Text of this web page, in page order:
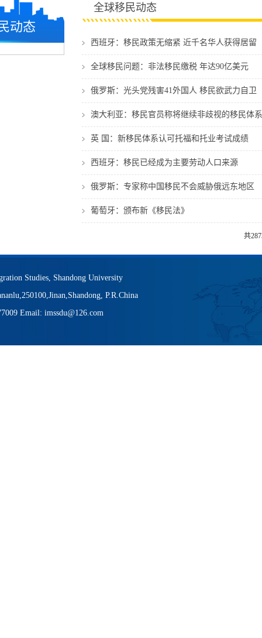
动态
全球移民动态
西班牙：移民政策无缩紧 近千名华人获得居留
全球移民问题：非法移民缴税 年达90亿美元
俄罗斯：光头党残害41外国人 移民欲武力自卫
澳大利亚：移民官员称将继续非歧视的移民体系
英 国：新移民体系认可托福和托业考试成绩
西班牙：移民已经成为主要劳动人口来源
俄罗斯：专家称中国移民不会威胁俄远东地区
葡萄牙：颁布新《移民法》
共
Studies, Shandong University
P.R.China
Email: imssdu@126.com